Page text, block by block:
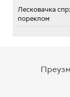
Лесковачка
пореклом